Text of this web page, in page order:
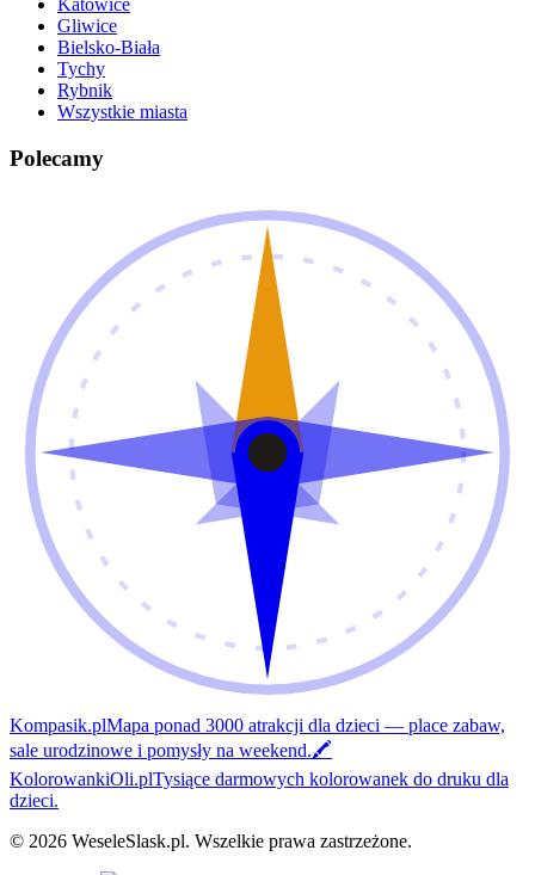
Katowice
Gliwice
Bielsko-Biała
Tychy
Rybnik
Wszystkie miasta
Polecamy
Kompasik.plMapa ponad 3000 atrakcji dla dzieci — place zabaw,
sale urodzinowe i pomysły na weekend.🖍️
KolorowankiOli.plTysiące darmowych kolorowanek do druku dla
dzieci.
© 2026 WeseleSlask.pl. Wszelkie prawa zastrzeżone.